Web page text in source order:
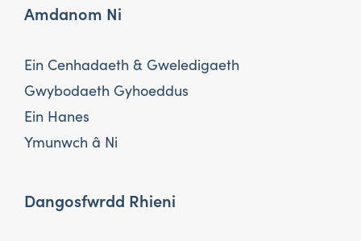
Amdanom Ni
Ein Cenhadaeth & Gweledigaeth
Gwybodaeth Gyhoeddus
Ein Hanes
Ymunwch â Ni
Dangosfwrdd Rhieni